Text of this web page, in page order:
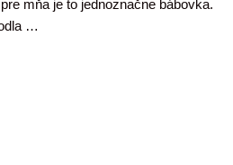
mňa je to jednoznačne bábovka.
…